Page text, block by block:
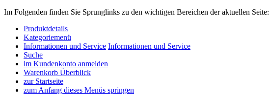
Im Folgenden finden Sie Sprunglinks zu den wichtigen Bereichen der aktuellen Seite:
Produktdetails
Kategoriemenü
Informationen und Service Informationen und Service
Suche
im Kundenkonto anmelden
Warenkorb Überblick
zur Startseite
zum Anfang dieses Menüs springen